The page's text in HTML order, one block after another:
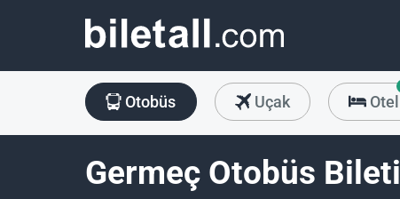
Otobüs Uçak Otel
Germeç Otobüs Bileti